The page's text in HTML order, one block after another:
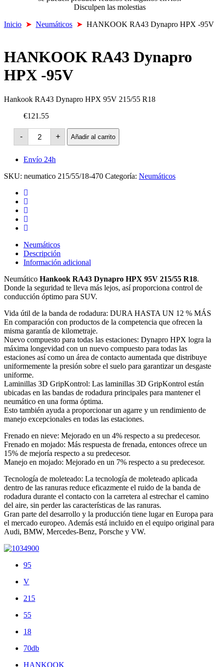
Disculpen las molestias
Inicio ➤ Neumáticos ➤ HANKOOK RA43 Dynapro HPX -95V
HANKOOK RA43 Dynapro
HPX -95V
Hankook RA43 Dynapro HPX 95V 215/55 R18
€121.55
-
HANKOOK
RA43
Dynapro
HPX
-95V
+ Añadir al carrito
Envío 24h
SKU: neumatico 215/55/18-470 Categoría: Neumáticos
Neumáticos
Descripción
Información adicional
Neumático Hankook RA43 Dynapro HPX 95V 215/55 R18.
Donde la seguridad te lleva más lejos, así proporciona control de
conducción óptimo para SUV.
Vida útil de la banda de rodadura: DURA HASTA UN 12 % MÁS
En comparación con productos de la competencia que ofrecen la
misma garantía de kilometraje.
Nuevo compuesto para todas las estaciones: Dynapro HPX logra la
máxima longevidad con un nuevo compuesto para todas las
estaciones así como un área de contacto aumentada que distribuye
uniformemente la presión sobre el suelo para garantizar un desgaste
uniforme.
Laminillas 3D GripKontrol: Las laminillas 3D GripKontrol están
ubicadas en las bandas de rodadura principales para mantener el
neumático en una forma óptima.
Esto también ayuda a proporcionar un agarre y un rendimiento de
manejo excepcionales en todas las estaciones.
Frenado en nieve: Mejorado en un 4% respecto a su predecesor.
Frenado en mojado: Más respuesta de frenada, entonces ofrece un
15% de mejoría respecto a su predecesor.
Manejo en mojado: Mejorado en un 7% respecto a su predecesor.
Tecnología de moleteado: La tecnología de moleteado aplicada
dentro de las ranuras reduce eficazmente el ruido de la banda de
rodadura durante el contacto con la carretera al estrechar el camino
del aire, sin perder las características de las ranuras.
Gran parte del desarrollo y la producción tiene lugar en Europa para
el mercado europeo. Además está incluido en el equipo original para
Audi, BMW, Mercedes-Benz, Porsche y VW.
95
V
215
55
18
70db
HANKOOK